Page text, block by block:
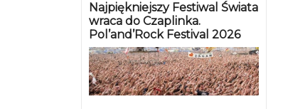
Najpiękniejszy Festiwal Świata
wraca do Czaplinka.
Pol’and’Rock Festival 2026